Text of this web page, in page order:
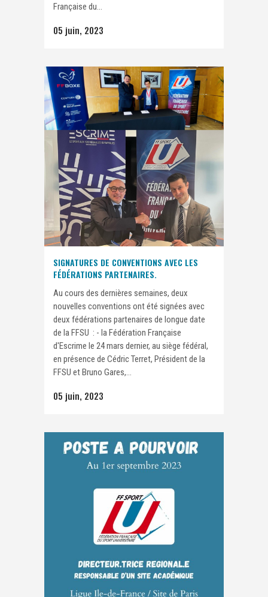
Française du...
05 juin, 2023
SIGNATURES DE CONVENTIONS AVEC LES
FÉDÉRATIONS PARTENAIRES.
Au cours des dernières semaines, deux
nouvelles conventions ont été signées avec
deux fédérations partenaires de longue date
de la FFSU : - la Fédération Française
d'Escrime le 24 mars dernier, au siège fédéral,
en présence de Cédric Terret, Président de la
FFSU et Bruno Gares,...
05 juin, 2023